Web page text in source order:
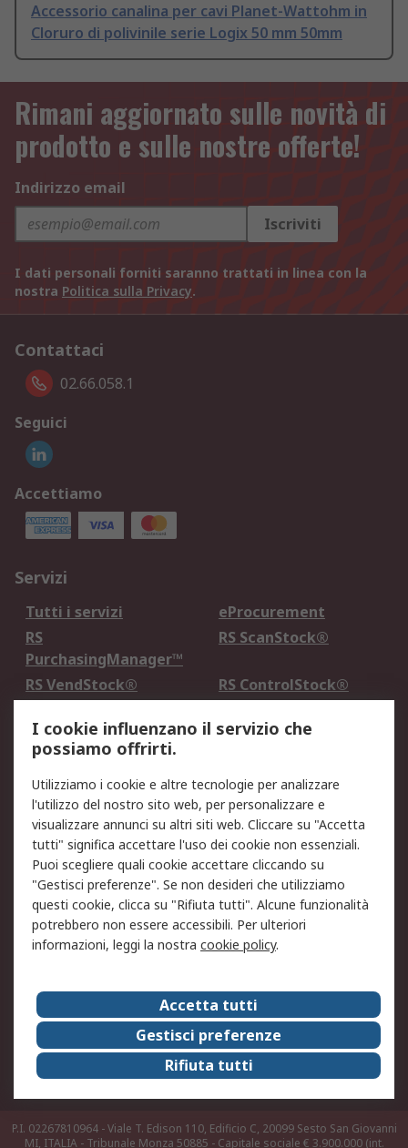
Accessorio canalina per cavi Planet-Wattohm in
Cloruro di polivinile serie Logix 50 mm 50mm
Rimani aggiornato sulle novità di
prodotto e sulle nostre offerte!
Indirizzo email
Iscriviti
I dati personali forniti saranno trattati in linea con la
nostra Politica sulla Privacy.
Contattaci
02.66.058.1
Seguici
Accettiamo
Servizi
Tutti i servizi
eProcurement
RS
PurchasingManager™
RS ScanStock®
RS VendStock®
RS ControlStock®
Legale
Informativa Cookie
Informativa Privacy -
Aggiornata
Email Security
Termini d'uso
Condizioni di vendita
Condizioni generali di
servizio
Etica e responsabilità
Chi Siamo
Chi Siamo
Contattaci
Supporto
ESG
Carriere
RS Group
Press Centre
Discovery: il Blog di RS
P.I. 02267810964 - Viale T. Edison 110, Edificio C, 20099 Sesto San Giovanni
MI, ITALIA - Tribunale Monza 50885 - Capitale sociale € 3.900.000 (int.
I cookie influenzano il servizio che
possiamo offrirti.
Utilizziamo i cookie e altre tecnologie per analizzare
l'utilizzo del nostro sito web, per personalizzare e
visualizzare annunci su altri siti web. Cliccare su "Accetta
tutti" significa accettare l'uso dei cookie non essenziali.
Puoi scegliere quali cookie accettare cliccando su
"Gestisci preferenze". Se non desideri che utilizziamo
questi cookie, clicca su "Rifiuta tutti". Alcune funzionalità
potrebbero non essere accessibili. Per ulteriori
informazioni, leggi la nostra cookie policy.
Accetta tutti
Gestisci preferenze
Rifiuta tutti